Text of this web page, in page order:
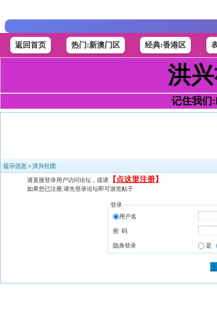
返回首页 热门:新澳门区 经典:香港区
洪
记住我们
提示信息 » 洪兴社团
请直接登录用户访问论坛，或请 【 点这里注册】
如果您已注册,请先登录论坛即可游览帖子
登录
用户名
密 码
隐身登录 是